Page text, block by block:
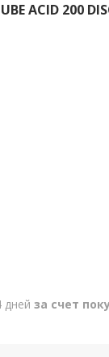
ACID 200
дней за счет